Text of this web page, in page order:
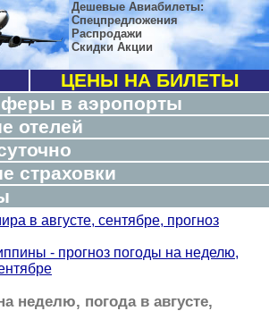
Дешевые Авиабилеты:
Спецпредложения
Распродажи
Скидки Акции
ЦЕНЫ НА БИЛЕТЫ
в аэропорты
отелей
страховки
в августе, сентябре, прогноз
- прогноз погоды на неделю,
неделю, погода в августе,